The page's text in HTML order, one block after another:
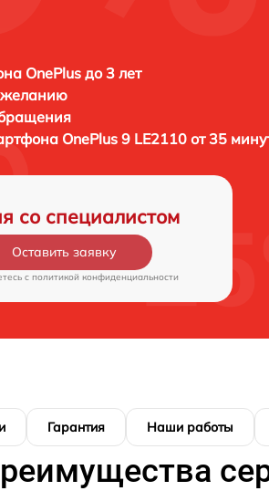
OnePlus до 3 лет
желанию
OnePlus 9 LE2110 от 35
со специалистом
Оставить заявку
c политикой конфиденциальности
Гарантия Наши работы